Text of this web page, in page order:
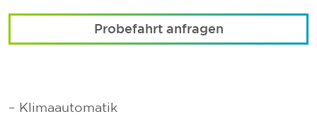
Probefahrt anfragen
– Klimaautomatik